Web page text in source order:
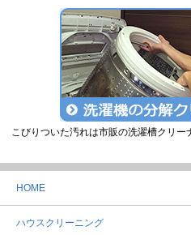
こびりついた汚れは市販の洗濯槽クリー
HOME
ハウスクリーニング